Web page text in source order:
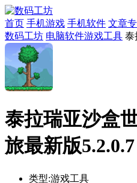
首页 手机游戏 手机软件 文章
数码工坊 电脑软件游戏工具 泰
泰拉瑞亚沙盒
旅最新版5.2.0.7
类型:游戏工具